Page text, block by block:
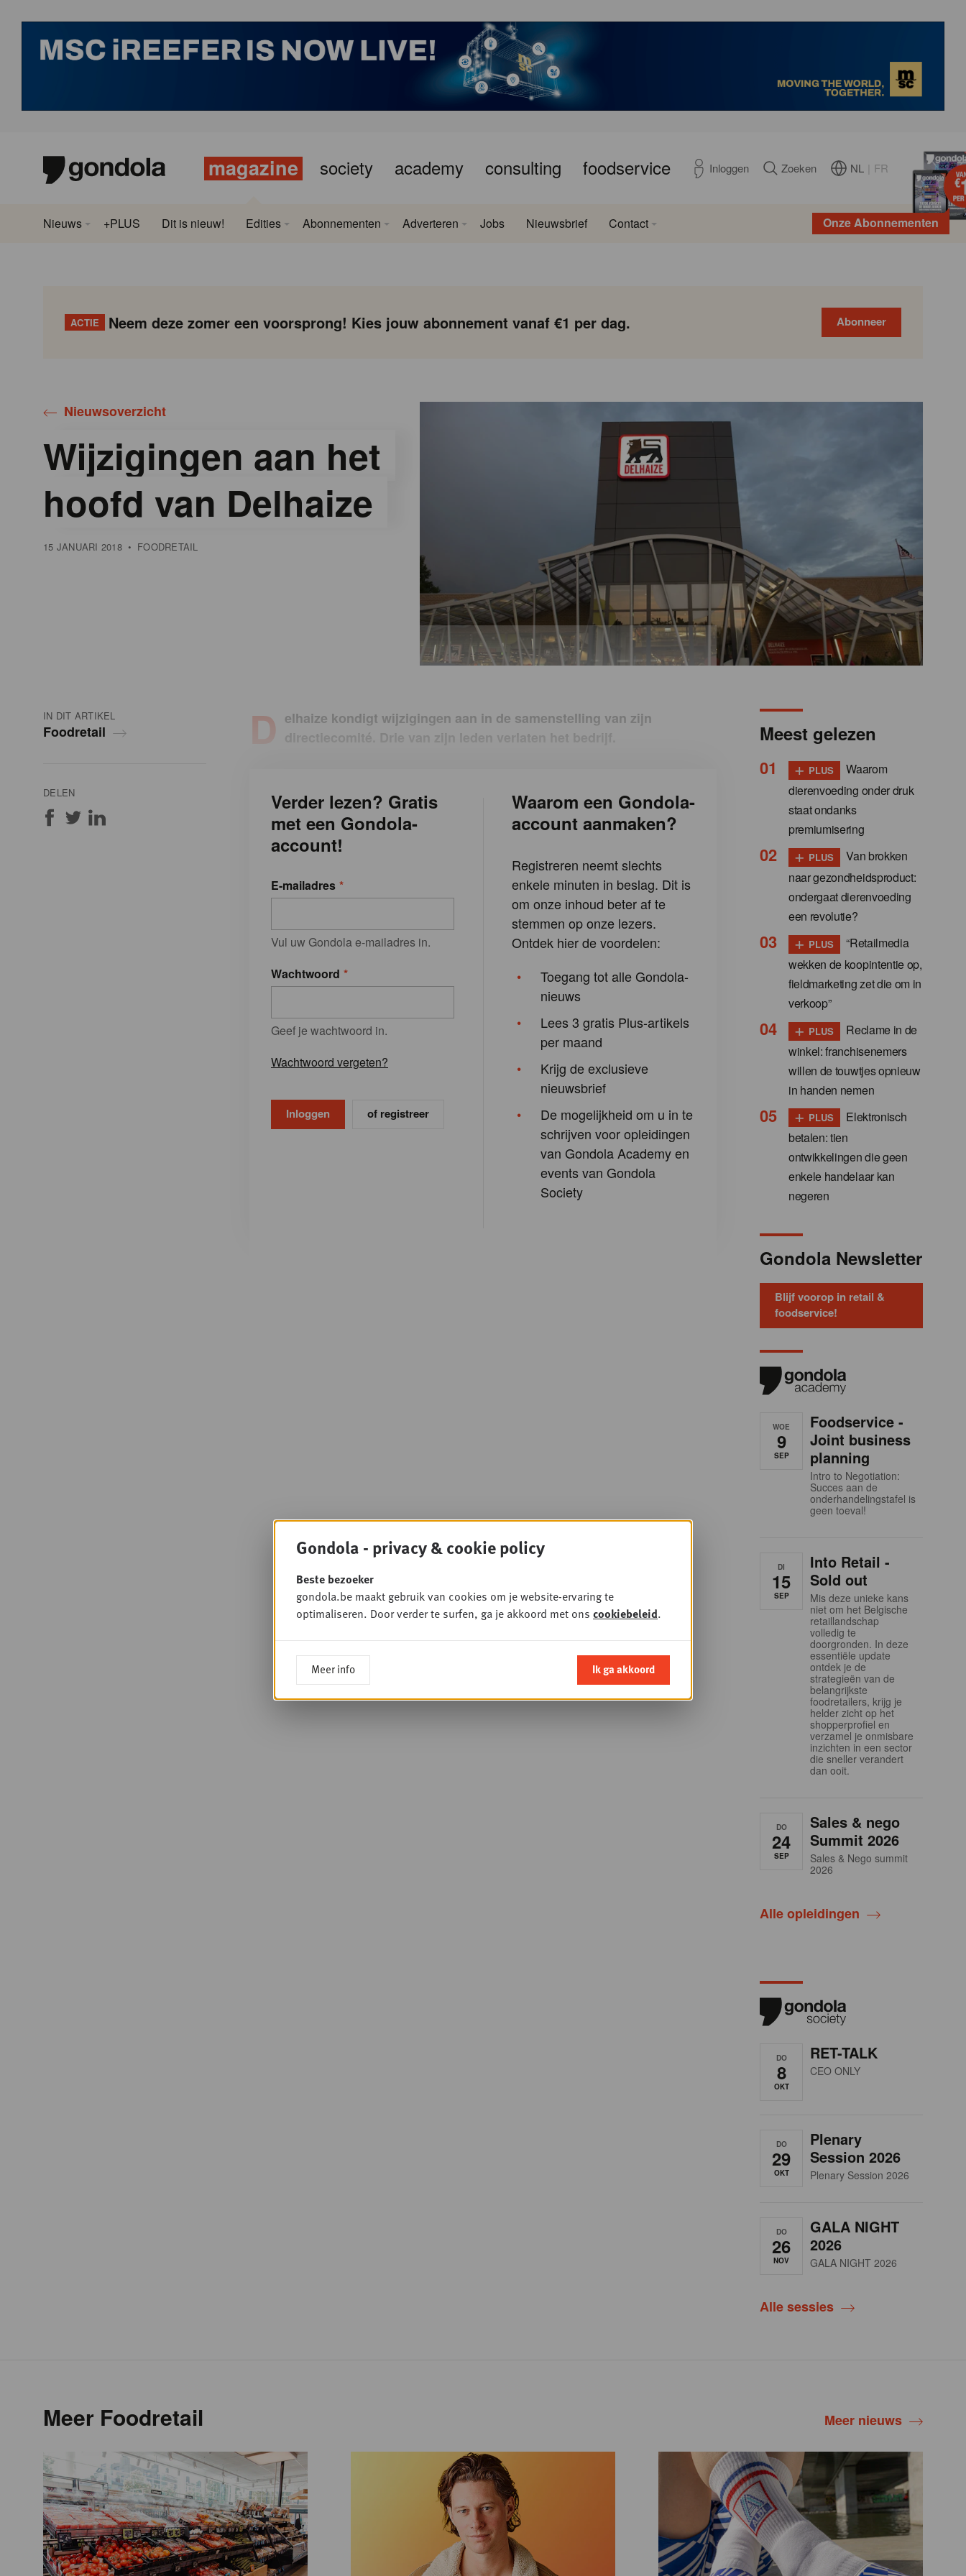
magazine society academy consulting foodservice Inloggen Zoeken NL FR
Onze Abonnementen
Nieuws +PLUS Dit is nieuw! Edities Abonnementen Adverteren Jobs Nieuwsbrief Contact
ACTIE Neem deze zomer een voorsprong! Kies jouw abonnement vanaf €1 per dag. Abonneer
Nieuwsoverzicht
Wijzigingen aan het
hoofd van Delhaize
15 JANUARI 2018 • FOODRETAIL
IN DIT ARTIKEL
Foodretail
DELEN
D elhaize kondigt wijzigingen aan in de samenstelling van zijn
directiecomité. Drie van zijn leden verlaten het bedrijf.
Verder lezen? Gratis
met een Gondola-
account!
E-mailadres
Vul uw Gondola e-mailadres in.
Wachtwoord
Geef je wachtwoord in.
Wachtwoord vergeten?
of registreer
Waarom een Gondola-
account aanmaken?
Registreren neemt slechts
enkele minuten in beslag. Dit is
om onze inhoud beter af te
stemmen op onze lezers.
Ontdek hier de voordelen:
Toegang tot alle Gondola-
nieuws
Lees 3 gratis Plus-artikels
per maand
Krijg de exclusieve
nieuwsbrief
De mogelijkheid om u in te
schrijven voor opleidingen
van Gondola Academy en
events van Gondola
Society
Meest gelezen
+ PLUS
Waarom
dierenvoeding onder druk
staat ondanks
premiumisering
+ PLUS
Van brokken
naar gezondheidsproduct:
ondergaat dierenvoeding
een revolutie?
+ PLUS
“Retailmedia
wekken de koopintentie op,
fieldmarketing zet die om in
verkoop”
+ PLUS
Reclame in de
winkel: franchisenemers
willen de touwtjes opnieuw
in handen nemen
+ PLUS
Elektronisch
betalen: tien
ontwikkelingen die geen
enkele handelaar kan
negeren
Gondola Newsletter
Blijf voorop in retail &
foodservice!
WOE
9
SEP
Foodservice -
Joint business
planning
Intro to Negotiation:
Succes aan de
onderhandelingstafel is
geen toeval!
DI
15
SEP
Into Retail -
Sold out
Mis deze unieke kans
niet om het Belgische
retaillandschap
volledig te
doorgronden. In deze
essentiële update
ontdek je de
strategieën van de
belangrijkste
foodretailers, krijg je
helder zicht op het
shopperprofiel en
verzamel je onmisbare
inzichten in een sector
die sneller verandert
dan ooit.
DO
24
SEP
Sales & nego
Summit 2026
Sales & Nego summit
2026
Alle opleidingen
DO
8
OKT
RET-TALK
CEO ONLY
DO
29
OKT
Plenary
Session 2026
Plenary Session 2026
DO
26
NOV
GALA NIGHT
2026
GALA NIGHT 2026
Alle sessies
Meer Foodretail Meer nieuws
Gondola - privacy & cookie policy
Beste bezoeker
gondola.be maakt gebruik van cookies om je website-ervaring te
optimaliseren. Door verder te surfen, ga je akkoord met ons cookiebeleid.
Meer info Ik ga akkoord